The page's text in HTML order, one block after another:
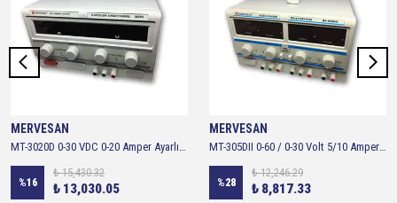
MERVESAN
MT-3020D 0-30 VDC 0-20 Amper Ayarlı Güç Kaynağı
%16
₺ 15,430.32
₺ 13,030.05
MERVESAN
MT-305DII 0-60 / 0-30 Volt 5/10 Amper Ayarlı Güç Kaynağı
%28
₺ 12,246.29
₺ 8,817.33